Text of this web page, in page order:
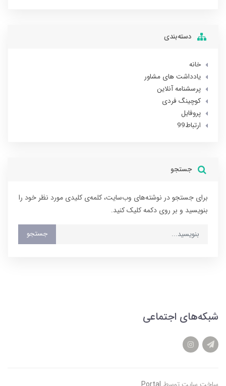
دسته‌بندی
خانه
یادداشت های مشاور
پرسشنامه آنلاین
کوچینگ فردی
پروفایل
ارتباط99
جستجو
برای جستجو در نوشته‌های وب‌سایت، کلمه‌ی کلیدی مورد نظر خود را
بنویسید و بر روی دکمه کلیک کنید.
جستجو
شبکه‌های اجتماعی